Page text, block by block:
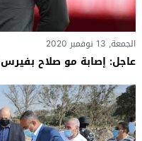
الجمعة, 13 نوفمبر 2020
عاجل: إصابة مو صلاح بفيرس